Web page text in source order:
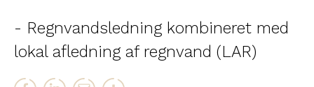
- Regnvandsledning kombineret med
lokal afledning af regnvand (LAR)